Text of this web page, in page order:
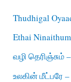
Thudhigal
Ethai
வழி தெரிஞ்சும்
உலகின் மீட்பரே –